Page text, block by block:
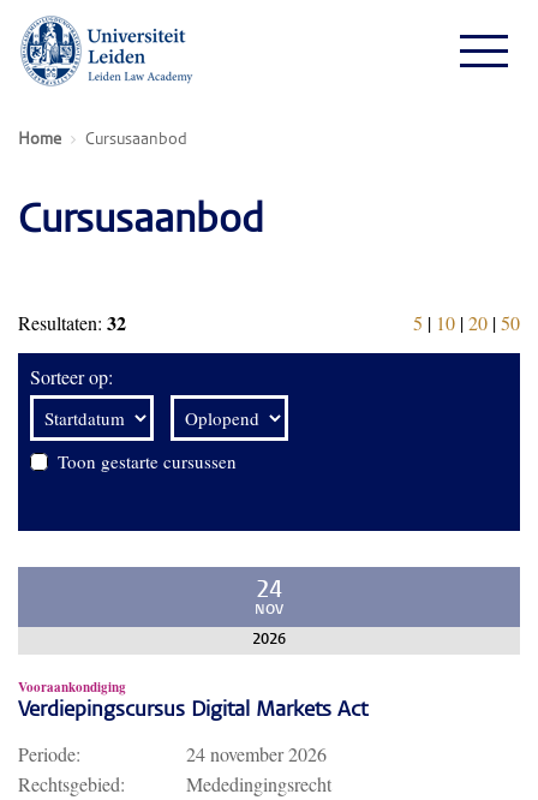
Home Cursusaanbod
Cursusaanbod
Resultaten: 32 5 | 10 |20 |50
Sorteer op:
Toon gestarte cursussen
24
NOV
2026
Vooraankondiging
Verdiepingscursus Digital Markets Act
Periode:
24 november 2026
Rechtsgebied:
Mededingingsrecht